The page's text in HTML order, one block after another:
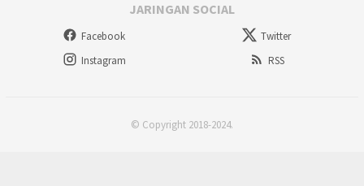
JARINGAN SOCIAL
Facebook
Twitter
Instagram
RSS
© Copyright 2018-2024.